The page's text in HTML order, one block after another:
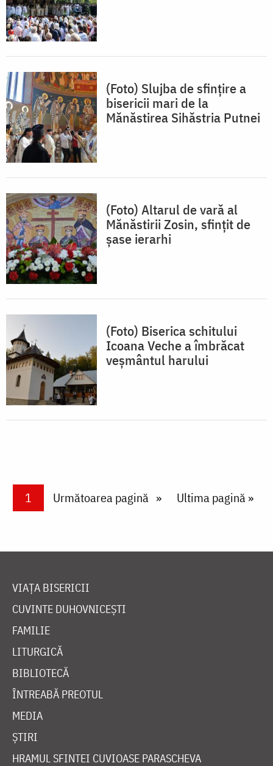
(Foto) Slujba de sfințire a
bisericii mari de la
Mănăstirea Sihăstria Putnei
(Foto) Altarul de vară al
Mănăstirii Zosin, sfinţit de
şase ierarhi
(Foto) Biserica schitului
Icoana Veche a îmbrăcat
veşmântul harului
PaginareCurrent page
1 Next page
Următoarea pagină Last page
Ultima pagină »
VIAȚA BISERICII
CUVINTE DUHOVNICEȘTI
FAMILIE
LITURGICĂ
BIBLIOTECĂ
ÎNTREABĂ PREOTUL
MEDIA
ȘTIRI
HRAMUL SFINTEI CUVIOASE PARASCHEVA